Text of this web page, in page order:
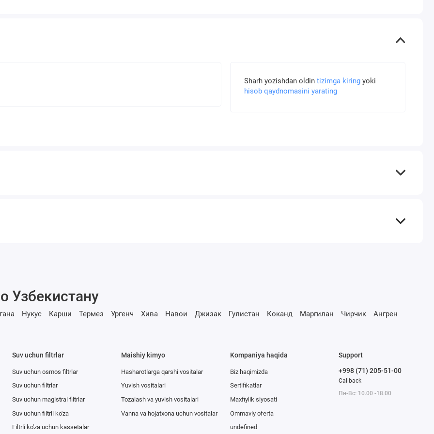
Sharh yozishdan oldin tizimga kiring yoki
hisob qaydnomasini yarating
Узбекистану
Нукус Карши Термез Ургенч Хива Навои Джизак Гулистан Коканд Маргилан Чирчик Ангрен
Suv uchun filtrlar
Suv uchun osmos filtrlar
Suv uchun filtrlar
Suv uchun magistral filtrlar
Suv uchun filtrli ko'za
Filtrli ko'za uchun kassetalar
Maishiy kimyo
Hasharotlarga qarshi vositalar
Yuvish vositalari
Tozalash va yuvish vositalari
Vanna va hojatxona uchun vositalar
Kompaniya haqida
Biz haqimizda
Sertifikatlar
Maxfiylik siyosati
Ommaviy oferta
undefined
Support
+998 (71) 205-51-00
Callback
Пн-Вс: 10.00 -18.00